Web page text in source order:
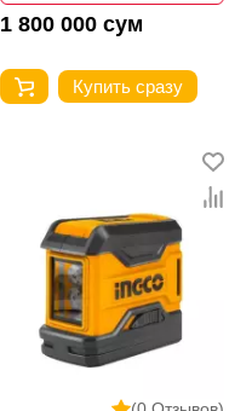
1 800 000 сум
Купить сразу